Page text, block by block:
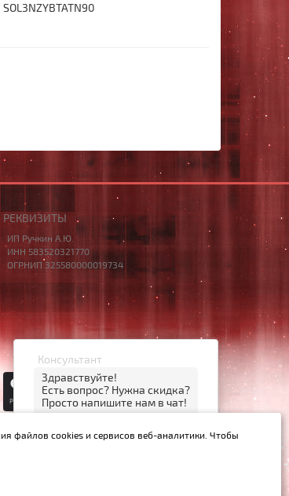
SOL3NZYBTATN90
РЕКВИЗИТЫ
ИП Ручкин А.Ю.
ИНН 583520321770
ОГРНИП 325580000019734
Консультант
Здравствуйте!
Есть вопрос? Нужна скидка?
Просто напишите нам в чат!
06:30
файлов cookies и сервисов веб-аналитики. Чтобы